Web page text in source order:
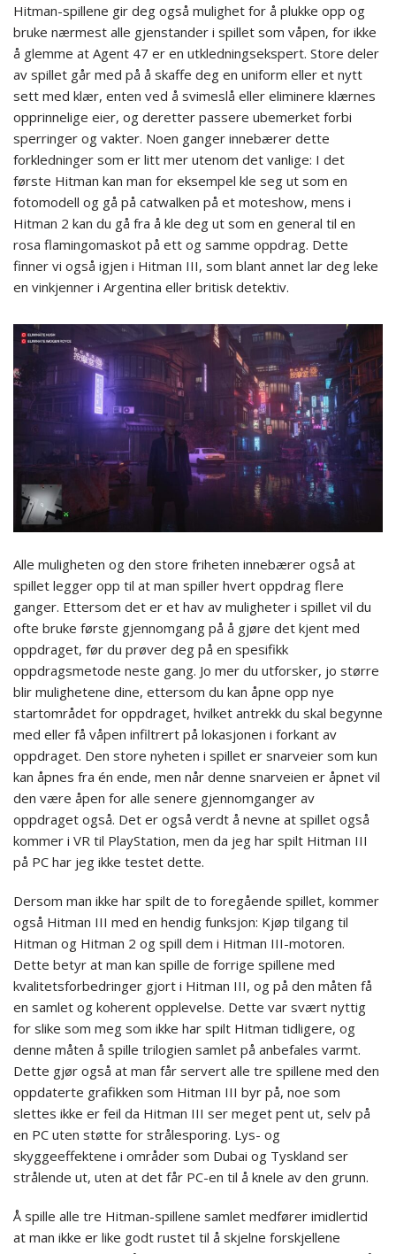
Hitman-spillene gir deg også mulighet for å plukke opp og
bruke nærmest alle gjenstander i spillet som våpen, for ikke
å glemme at Agent 47 er en utkledningsekspert. Store deler
av spillet går med på å skaffe deg en uniform eller et nytt
sett med klær, enten ved å svimeslå eller eliminere klærnes
opprinnelige eier, og deretter passere ubemerket forbi
sperringer og vakter. Noen ganger innebærer dette
forkledninger som er litt mer utenom det vanlige: I det
første Hitman kan man for eksempel kle seg ut som en
fotomodell og gå på catwalken på et moteshow, mens i
Hitman 2 kan du gå fra å kle deg ut som en general til en
rosa flamingomaskot på ett og samme oppdrag. Dette
finner vi også igjen i Hitman III, som blant annet lar deg leke
en vinkjenner i Argentina eller britisk detektiv.
Alle muligheten og den store friheten innebærer også at
spillet legger opp til at man spiller hvert oppdrag flere
ganger. Ettersom det er et hav av muligheter i spillet vil du
ofte bruke første gjennomgang på å gjøre det kjent med
oppdraget, før du prøver deg på en spesifikk
oppdragsmetode neste gang. Jo mer du utforsker, jo større
blir mulighetene dine, ettersom du kan åpne opp nye
startområdet for oppdraget, hvilket antrekk du skal begynne
med eller få våpen infiltrert på lokasjonen i forkant av
oppdraget. Den store nyheten i spillet er snarveier som kun
kan åpnes fra én ende, men når denne snarveien er åpnet vil
den være åpen for alle senere gjennomganger av
oppdraget også. Det er også verdt å nevne at spillet også
kommer i VR til PlayStation, men da jeg har spilt Hitman III
på PC har jeg ikke testet dette.
Dersom man ikke har spilt de to foregående spillet, kommer
også Hitman III med en hendig funksjon: Kjøp tilgang til
Hitman og Hitman 2 og spill dem i Hitman III-motoren.
Dette betyr at man kan spille de forrige spillene med
kvalitetsforbedringer gjort i Hitman III, og på den måten få
en samlet og koherent opplevelse. Dette var svært nyttig
for slike som meg som ikke har spilt Hitman tidligere, og
denne måten å spille trilogien samlet på anbefales varmt.
Dette gjør også at man får servert alle tre spillene med den
oppdaterte grafikken som Hitman III byr på, noe som
slettes ikke er feil da Hitman III ser meget pent ut, selv på
en PC uten støtte for strålesporing. Lys- og
skyggeeffektene i områder som Dubai og Tyskland ser
strålende ut, uten at det får PC-en til å knele av den grunn.
Å spille alle tre Hitman-spillene samlet medfører imidlertid
at man ikke er like godt rustet til å skjelne forskjellene